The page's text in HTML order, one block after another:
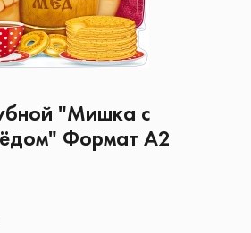
"Мишка с
Формат А2